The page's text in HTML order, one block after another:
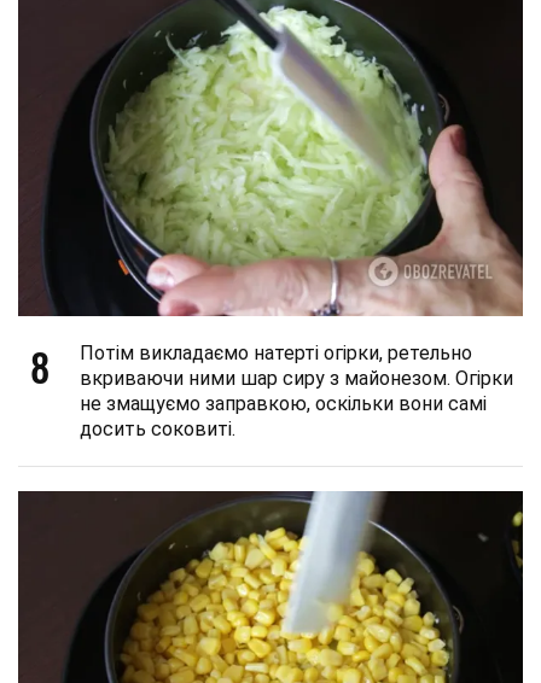
8
Потім викладаємо натерті огірки, ретельно
вкриваючи ними шар сиру з майонезом. Огірки
не змащуємо заправкою, оскільки вони самі
досить соковиті.